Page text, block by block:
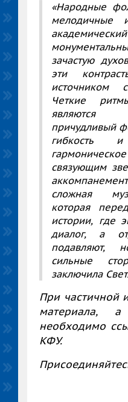
«Народные
мелодичные
зачастую
эти
источником
Четкие
являются
причудливый
гибкость
связующим
сложная
которая
истории, где
диалог, а
подавляют,
сильные
заключила
При частичной
материала,
необходимо
КФУ.